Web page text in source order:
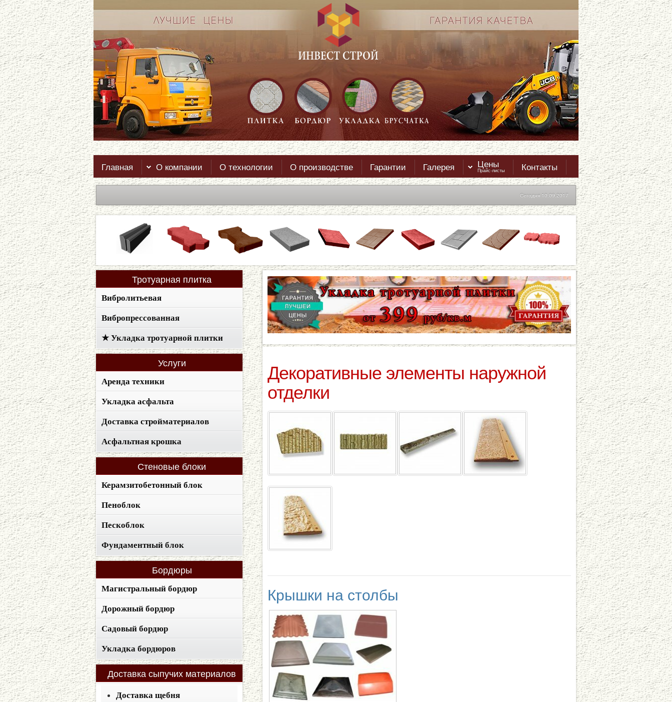
Главная О компании О технологии О производстве Гарантии Галерея Цены
Прайс-листы Контакты
Сегодня 10.09.2017
Тротуарная плитка
Вибролитьевая
Вибропрессованная
★ Укладка тротуарной плитки
Услуги
Аренда техники
Укладка асфальта
Доставка стройматериалов
Асфальтная крошка
Стеновые блоки
Керамзитобетонный блок
Пеноблок
Пескоблок
Фундаментный блок
Бордюры
Магистральный бордюр
Дорожный бордюр
Садовый бордюр
Укладка бордюров
Доставкасыпучих материалов
Доставка щебня
Декоративные элементы наружной
отделки
Крышки на столбы